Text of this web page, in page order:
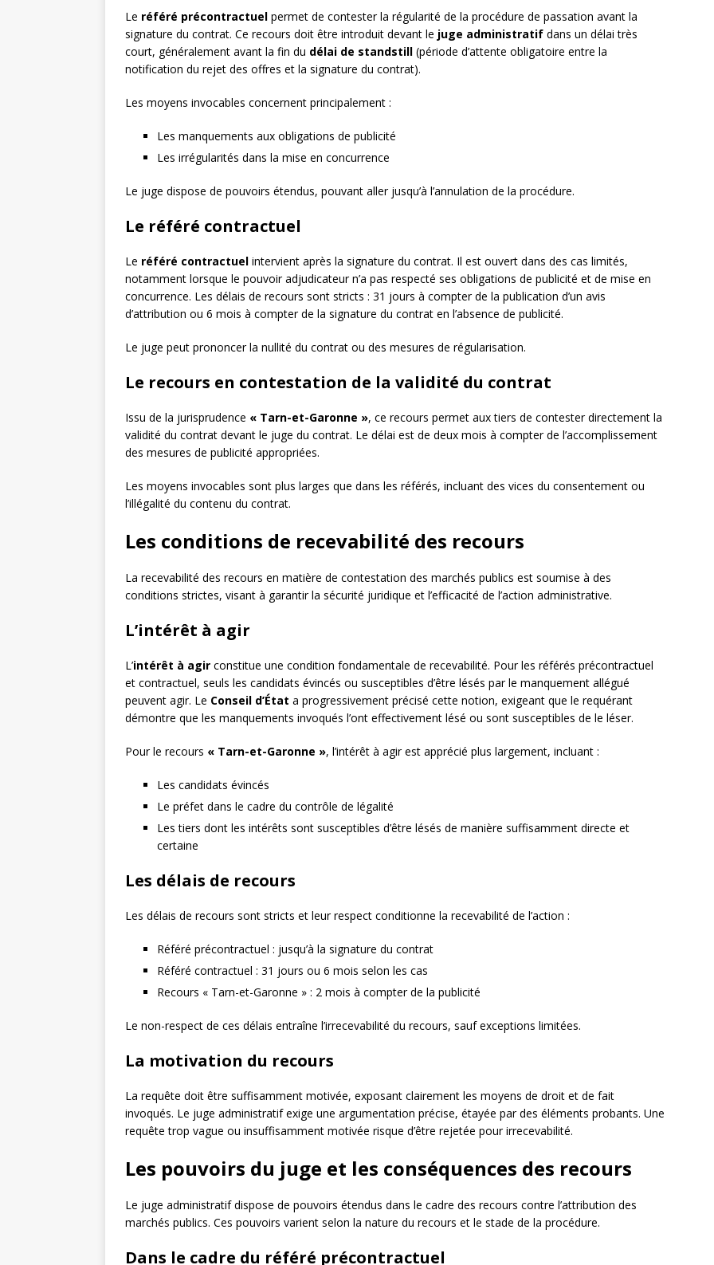
Le référé précontractuel permet de contester la régularité de la procédure de passation avant la
signature du contrat. Ce recours doit être introduit devant le juge administratif dans un délai très
court, généralement avant la fin du délai de standstill (période d’attente obligatoire entre la
notification du rejet des offres et la signature du contrat).
Les moyens invocables concernent principalement :
Les manquements aux obligations de publicité
Les irrégularités dans la mise en concurrence
Le juge dispose de pouvoirs étendus, pouvant aller jusqu’à l’annulation de la procédure.
Le référé contractuel
Le référé contractuel intervient après la signature du contrat. Il est ouvert dans des cas limités,
notamment lorsque le pouvoir adjudicateur n’a pas respecté ses obligations de publicité et de mise en
concurrence. Les délais de recours sont stricts : 31 jours à compter de la publication d’un avis
d’attribution ou 6 mois à compter de la signature du contrat en l’absence de publicité.
Le juge peut prononcer la nullité du contrat ou des mesures de régularisation.
Le recours en contestation de la validité du contrat
Issu de la jurisprudence « Tarn-et-Garonne », ce recours permet aux tiers de contester directement la
validité du contrat devant le juge du contrat. Le délai est de deux mois à compter de l’accomplissement
des mesures de publicité appropriées.
Les moyens invocables sont plus larges que dans les référés, incluant des vices du consentement ou
l’illégalité du contenu du contrat.
Les conditions de recevabilité des recours
La recevabilité des recours en matière de contestation des marchés publics est soumise à des
conditions strictes, visant à garantir la sécurité juridique et l’efficacité de l’action administrative.
L’intérêt à agir
L’intérêt à agir constitue une condition fondamentale de recevabilité. Pour les référés précontractuel
et contractuel, seuls les candidats évincés ou susceptibles d’être lésés par le manquement allégué
peuvent agir. Le Conseil d’État a progressivement précisé cette notion, exigeant que le requérant
démontre que les manquements invoqués l’ont effectivement lésé ou sont susceptibles de le léser.
Pour le recours « Tarn-et-Garonne », l’intérêt à agir est apprécié plus largement, incluant :
Les candidats évincés
Le préfet dans le cadre du contrôle de légalité
Les tiers dont les intérêts sont susceptibles d’être lésés de manière suffisamment directe et
certaine
Les délais de recours
Les délais de recours sont stricts et leur respect conditionne la recevabilité de l’action :
Référé précontractuel : jusqu’à la signature du contrat
Référé contractuel : 31 jours ou 6 mois selon les cas
Recours « Tarn-et-Garonne » : 2 mois à compter de la publicité
Le non-respect de ces délais entraîne l’irrecevabilité du recours, sauf exceptions limitées.
La motivation du recours
La requête doit être suffisamment motivée, exposant clairement les moyens de droit et de fait
invoqués. Le juge administratif exige une argumentation précise, étayée par des éléments probants. Une
requête trop vague ou insuffisamment motivée risque d’être rejetée pour irrecevabilité.
Les pouvoirs du juge et les conséquences des recours
Le juge administratif dispose de pouvoirs étendus dans le cadre des recours contre l’attribution des
marchés publics. Ces pouvoirs varient selon la nature du recours et le stade de la procédure.
Dans le cadre du référé précontractuel